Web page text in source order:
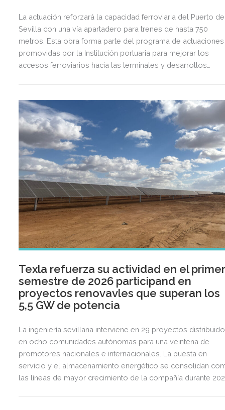
La actuación reforzará la capacidad ferroviaria del Puerto de
Sevilla con una vía apartadero para trenes de hasta 750
metros. Esta obra forma parte del programa de actuaciones
promovidas por la Institución portuaria para mejorar los
accesos ferroviarios hacia las terminales y desarrollos
Texla refuerza su actividad en el
semestre de 2026 participand en
proyectos renovavles que superan los
5,5 GW de potencia
La ingeniería sevillana interviene en 29 proyectos
en ocho comunidades autónomas para una veintena de
promotores nacionales e internacionales. La puesta en
servicio y el almacenamiento energético se consolidan
las líneas de mayor crecimiento de la compañía durante